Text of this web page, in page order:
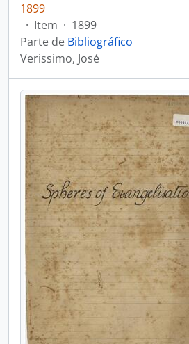
1899
· Item · 1899
Parte de Bibliográfico
Verissimo, José